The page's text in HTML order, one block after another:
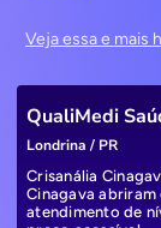
Veja essa e mais
QualiMedi
Londrina / PR
Crisanália
Cinagava
atendimento de